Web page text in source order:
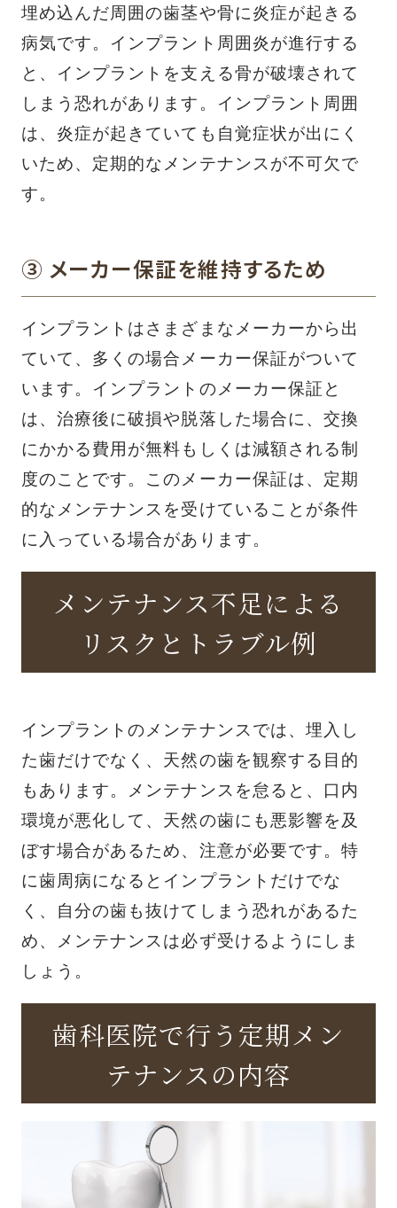
埋め込んだ周囲の歯茎や骨に炎症が起きる
病気です。インプラント周囲炎が進行する
と、インプラントを支える骨が破壊されて
しまう恐れがあります。インプラント周囲
は、炎症が起きていても自覚症状が出にく
いため、定期的なメンテナンスが不可欠で
す。
③ メーカー保証を維持するため
インプラントはさまざまなメーカーから出
ていて、多くの場合メーカー保証がついて
います。インプラントのメーカー保証と
は、治療後に破損や脱落した場合に、交換
にかかる費用が無料もしくは減額される制
度のことです。このメーカー保証は、定期
的なメンテナンスを受けていることが条件
に入っている場合があります。
メンテナンス不足による
リスクとトラブル例
インプラントのメンテナンスでは、埋入し
た歯だけでなく、天然の歯を観察する目的
もあります。メンテナンスを怠ると、口内
環境が悪化して、天然の歯にも悪影響を及
ぼす場合があるため、注意が必要です。特
に歯周病になるとインプラントだけでな
く、自分の歯も抜けてしまう恐れがあるた
め、メンテナンスは必ず受けるようにしま
しょう。
歯科医院で行う定期メン
テナンスの内容